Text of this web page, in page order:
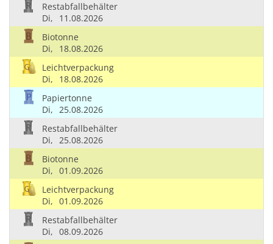
Restabfallbehälter
Di,
11.08.2026
Biotonne
Di,
18.08.2026
Leichtverpackung
Di,
18.08.2026
Papiertonne
Di, 25.08.2026
Restabfallbehälter
Di, 25.08.2026
Biotonne
Di, 01.09.2026
Leichtverpackung
Di, 01.09.2026
Restabfallbehälter
Di, 08.09.2026